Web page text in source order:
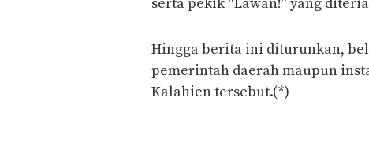
​Hingga berita ini diturunkan,
pemerintah daerah maupun
Kalahien tersebut.(*)